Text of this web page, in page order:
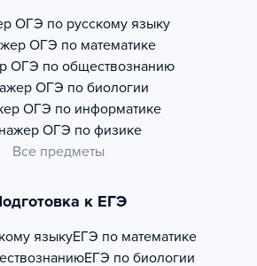
ОГЭ по русскому языку
ОГЭ по математике
ОГЭ по обществознанию
ОГЭ по биологии
ОГЭ по информатике
ОГЭ по физике
Все предметы
к ЕГЭ
языкуЕГЭ по математике
ЕГЭ по биологии